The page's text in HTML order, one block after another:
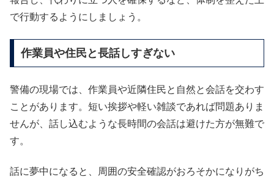
で行動するようにしましょう。
作業員や住民と長話しすぎない
警備の現場では、作業員や近隣住民と自然と会話を交わす
ことがあります。短い挨拶や軽い雑談であれば問題ありま
せんが、話し込むような長時間の会話は避けた方が無難で
す。
話に夢中になると、周囲の安全確認がおろそかになりがち